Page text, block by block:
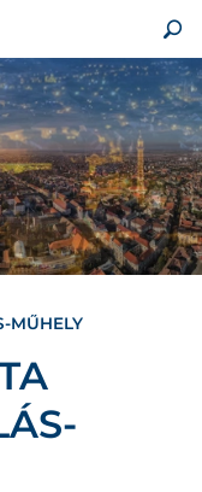
MŰHELY